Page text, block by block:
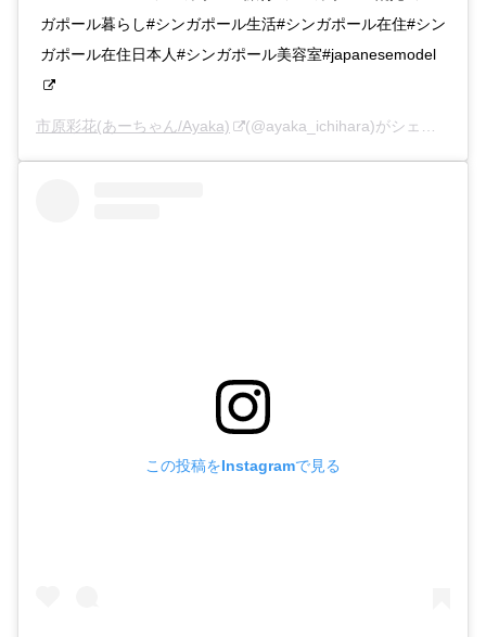
ガポール暮らし#シンガポール生活#シンガポール在住#シン
ガポール在住日本人#シンガポール美容室#japanesemodel
市原彩花(あーちゃん/Ayaka) (@ayaka_ichihara)がシェアした投稿 –
この投稿をInstagramで見る